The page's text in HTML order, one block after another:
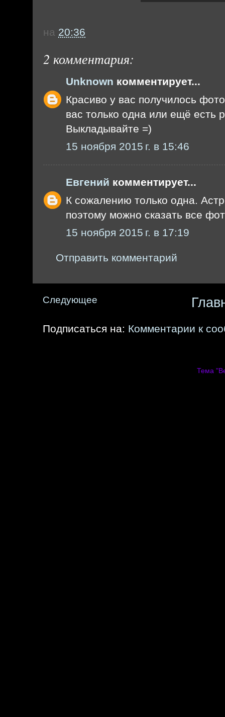
на 20:36
2 комментария:
Unknown комментирует...
Красиво у вас получилось
вас только одна или ещё есть
Выкладывайте =)
15 ноября 2015 г. в 15:46
Евгений комментирует...
К сожалению только одна.
поэтому можно сказать все
15 ноября 2015 г. в 17:19
Отправить комментарий
Следующее
Подписаться на: Комментарии к
Тема